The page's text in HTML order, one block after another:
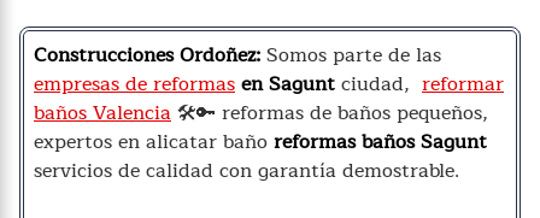
Construcciones Ordoñez:Somos parte de las
empresas de reformasen Saguntciudad, reformar
baños Valencia🛠️🔑 reformas de baños pequeños,
expertos en alicatar bañoreformas baños Sagunt
servicios de calidad con garantía demostrable.